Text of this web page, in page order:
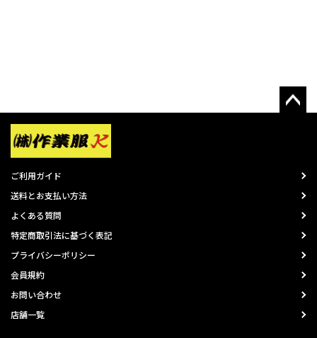
ご利用ガイド
送料とお支払い方法
よくある質問
特定商取引法に基づく表記
プライバシーポリシー
会員規約
お問い合わせ
店舗一覧